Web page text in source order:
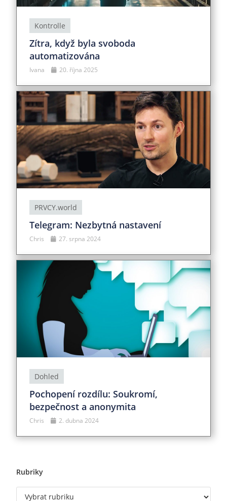
Kontrolle
Zítra, když byla svoboda
automatizována
Ivana 20. října 2025
PRVCY.world
Telegram: Nezbytná nastavení
Chris 27. srpna 2024
Dohled
Pochopení rozdílu: Soukromí,
bezpečnost a anonymita
Chris 2. dubna 2024
Rubriky